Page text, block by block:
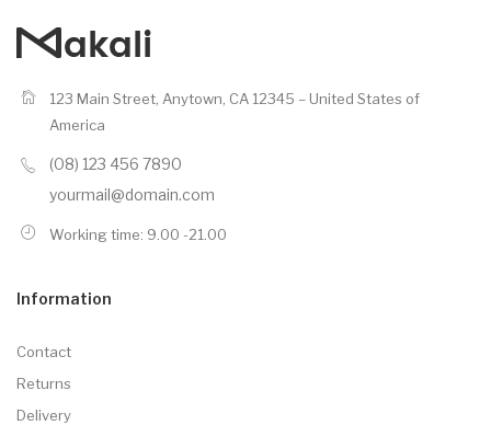
123 Main Street, Anytown, CA 12345 – United States of
America
(08) 123 456 7890
yourmail@domain.com
Working time: 9.00 -21.00
Information
Contact
Returns
Delivery